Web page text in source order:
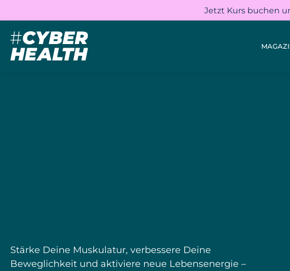
Jetzt Kurs buchen
Stärke Deine Muskulatur, verbessere Deine
Beweglichkeit und aktiviere neue Lebensenergie –